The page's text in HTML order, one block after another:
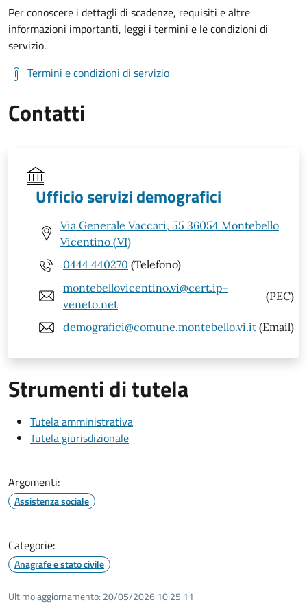
Per conoscere i dettagli di scadenze, requisiti e altre
informazioni importanti, leggi i termini e le condizioni di
servizio.
Termini e condizioni di servizio
Contatti
Ufficio servizi demografici
Via Generale Vaccari, 55 36054 Montebello
Vicentino (VI)
0444 440270 (Telefono)
montebellovicentino.vi@cert.ip-
veneto.net
(PEC)
demografici@comune.montebello.vi.it (Email)
Strumenti di tutela
Tutela amministrativa
Tutela giurisdizionale
Argomenti:
Assistenza sociale
Categorie:
Anagrafe e stato civile
Ultimo aggiornamento: 20/05/2026 10:25.11